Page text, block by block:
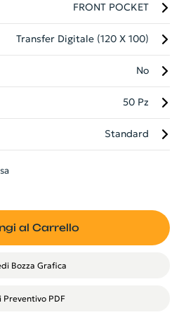
rendendola la scelta ideale
FRONT POCKET
Transfer Digitale (120 X 100)
No
50 Pz
Standard
al Carrello
Bozza Grafica
Preventivo PDF